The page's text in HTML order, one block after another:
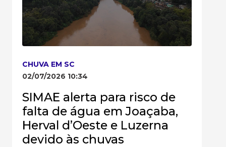
CHUVA EM SC
02/07/2026 10:34
SIMAE alerta para risco de
falta de água em Joaçaba,
Herval d’Oeste e Luzerna
devido às chuvas